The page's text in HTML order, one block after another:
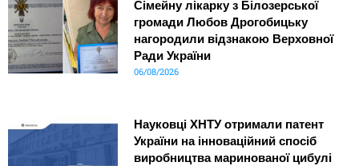
Сімейну лікарку з Білозерської
громади Любов Дрогобицьку
нагородили відзнакою Верховної
Ради України
06/08/2026
Науковці ХНТУ отримали патент
України на інноваційний спосіб
виробництва маринованої цибулі